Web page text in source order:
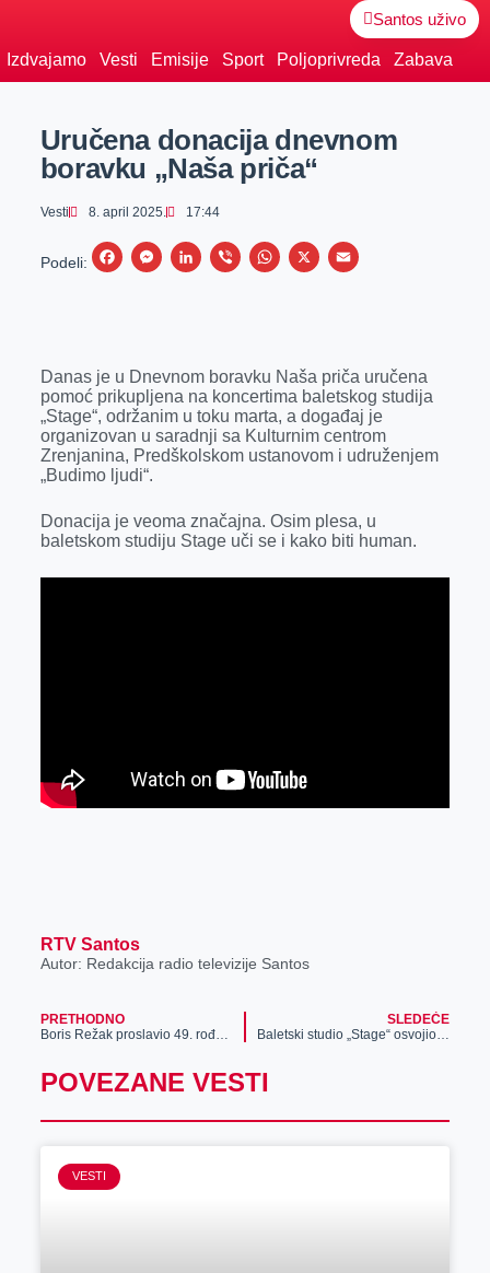
Santos uživo
Izdvajamo Vesti Emisije Sport Poljoprivreda Zabava
Uručena donacija dnevnom
boravku „Naša priča“
Vesti 8. april 2025. 17:44
Podeli:
F
b
o
o
k
M
e
n
g
L
e
d
I
V
r
W
s
A
p
X
E
l
Danas je u Dnevnom boravku Naša priča uručena
pomoć prikupljena na koncertima baletskog studija
„Stage“, održanim u toku marta, a događaj je
organizovan u saradnji sa Kulturnim centrom
Zrenjanina, Predškolskom ustanovom i udruženjem
„Budimo ljudi“.
Donacija je veoma značajna. Osim plesa, u
baletskom studiju Stage uči se i kako biti human.
RTV Santos
Autor: Redakcija radio televizije Santos
PRETHODNO
Boris Režak proslavio 49. rođendan pred rasprodatim SNP-om: “Nikada nisam imao više gostiju”
SLEDEĆE
Baletski studio „Stage“ osvojio 23 zlatne medalje
POVEZANE VESTI
VESTI